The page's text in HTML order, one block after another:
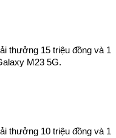
thưởng 15 triệu đồng và 1
M23 5G.
thưởng 10 triệu đồng và 1